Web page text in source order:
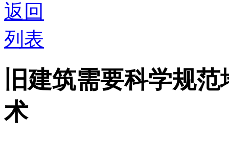
返回
列表
旧建筑需要科学规
术